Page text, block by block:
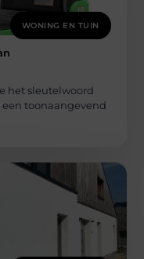
WONING EN TUIN
het sleutelwoord
een toonaangevend